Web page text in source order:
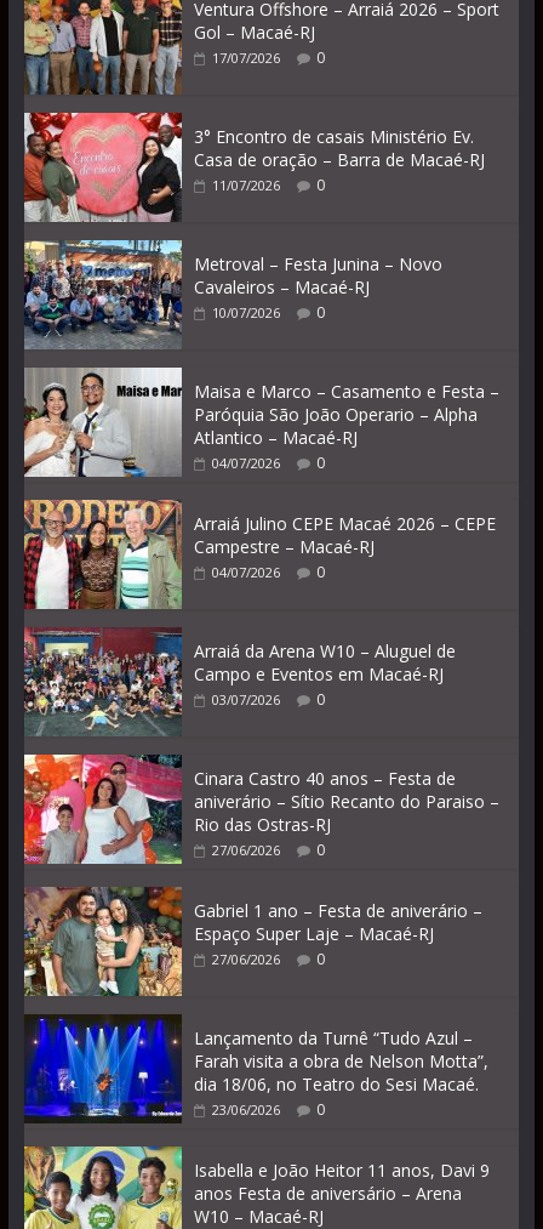
Ventura Offshore – Arraiá 2026 – Sport
Gol – Macaé-RJ
17/07/2026 0
3° Encontro de casais Ministério Ev.
Casa de oração – Barra de Macaé-RJ
11/07/2026 0
Metroval – Festa Junina – Novo
Cavaleiros – Macaé-RJ
10/07/2026 0
Maisa e Marco – Casamento e Festa –
Paróquia São João Operario – Alpha
Atlantico – Macaé-RJ
04/07/2026 0
Arraiá Julino CEPE Macaé 2026 – CEPE
Campestre – Macaé-RJ
04/07/2026 0
Arraiá da Arena W10 – Aluguel de
Campo e Eventos em Macaé-RJ
03/07/2026 0
Cinara Castro 40 anos – Festa de
aniverário – Sítio Recanto do Paraiso –
Rio das Ostras-RJ
27/06/2026 0
Gabriel 1 ano – Festa de aniverário –
Espaço Super Laje – Macaé-RJ
27/06/2026 0
Lançamento da Turnê “Tudo Azul –
Farah visita a obra de Nelson Motta”,
dia 18/06, no Teatro do Sesi Macaé.
23/06/2026 0
Isabella e João Heitor 11 anos, Davi 9
anos Festa de aniversário – Arena
W10 – Macaé-RJ